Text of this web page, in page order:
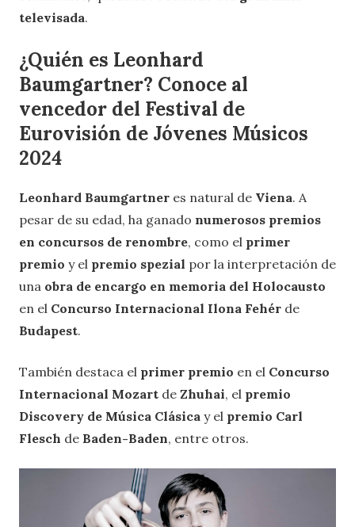
televisada.
¿Quién es Leonhard
Baumgartner? Conoce al
vencedor del Festival de
Eurovisión de Jóvenes Músicos
2024
Leonhard Baumgartner es natural de Viena. A
pesar de su edad, ha ganado numerosos premios
en concursos de renombre, como el primer
premio y el premio spezial por la interpretación de
una obra de encargo en memoria del Holocausto
en el Concurso Internacional Ilona Fehér de
Budapest.
También destaca el primer premio en el Concurso
Internacional Mozart de Zhuhai, el premio
Discovery de Música Clásica y el premio Carl
Flesch de Baden-Baden, entre otros.